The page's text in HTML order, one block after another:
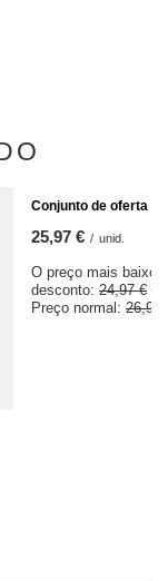
Conjunto de oferta
25,97 € / unid.
O preço mais baixo
desconto: 24,97 €
Preço normal: 26,98